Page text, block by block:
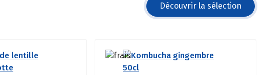
Découvrir la sélection